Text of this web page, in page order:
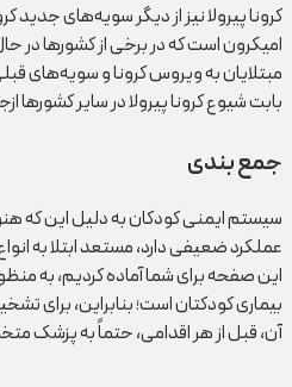
کرونا پیرولا نیز از دیگر سویه‌های جدید
امیکرون است که در برخی از کشورها
مبتلایان به ویروس کرونا و سویه‌های
بابت شیوع کرونا پیرولا در سایر کشورها
جمع بندی
سیستم ایمنی کودکان به دلیل این که
عملکرد ضعیفی دارد، مستعد ابتلا به
این صفحه برای شما آماده کردیم، به
بیماری کودکتان است؛ بنابراین، برای
آن، قبل از هر اقدامی، حتماً به پزشک